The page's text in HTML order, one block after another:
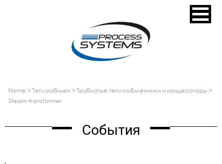
home > теплообмен> трубчатые теплообменники и кондесаторы >
steam-transformer
События